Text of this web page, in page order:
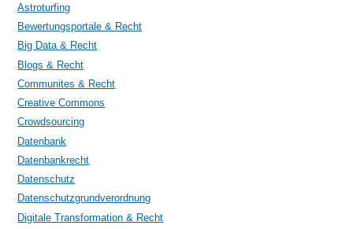
Astroturfing
Bewertungsportale & Recht
Big Data & Recht
Blogs & Recht
Communites & Recht
Creative Commons
Crowdsourcing
Datenbank
Datenbankrecht
Datenschutz
Datenschutzgrundverordnung
Digitale Transformation & Recht